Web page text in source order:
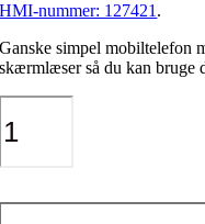
HMI-nummer: 127421 .
Ganske simpel mobiltelefon
skærmlæser så du kan bruge